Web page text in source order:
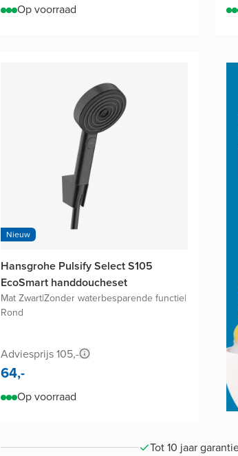
Op voorraad
Nieuw
Hansgrohe Pulsify Select S105
EcoSmart handdoucheset
Mat Zwart|Zonder waterbesparende functie|
Rond
Adviesprijs 105,-
64,-
Op voorraad
Tot 10 jaar